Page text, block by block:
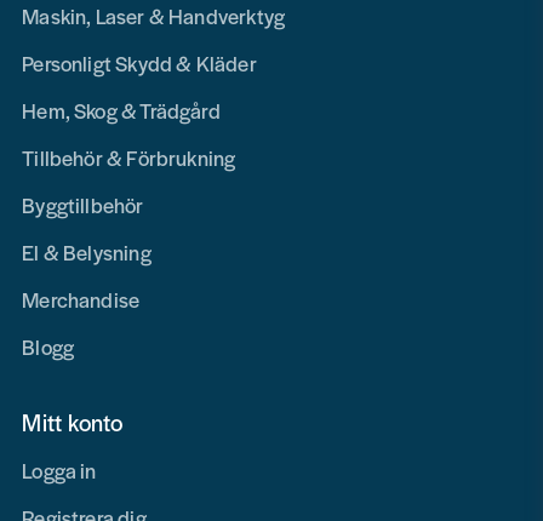
Maskin, Laser & Handverktyg
Personligt Skydd & Kläder
Hem, Skog & Trädgård
Tillbehör & Förbrukning
Byggtillbehör
El & Belysning
Merchandise
Blogg
Mitt konto
Logga in